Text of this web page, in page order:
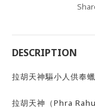
DESCRIPTION
拉胡天神驅小人供奉
拉胡天神（Phra